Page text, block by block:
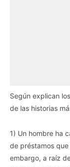
Según explican los
de las historias
1) Un hombre ha
de préstamos
embargo, a raíz